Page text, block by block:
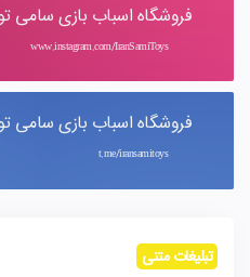
فروشگاه اسباب بازی سامی
www.instagram.com/IranSamiToys
فروشگاه اسباب بازی سامی
t.me/iransamitoys
تبلیغات متنی